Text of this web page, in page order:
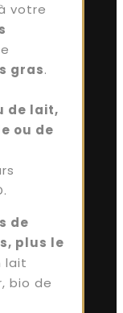
votre
gras.
de lait,
ou de
de
plus le
lait
bio de